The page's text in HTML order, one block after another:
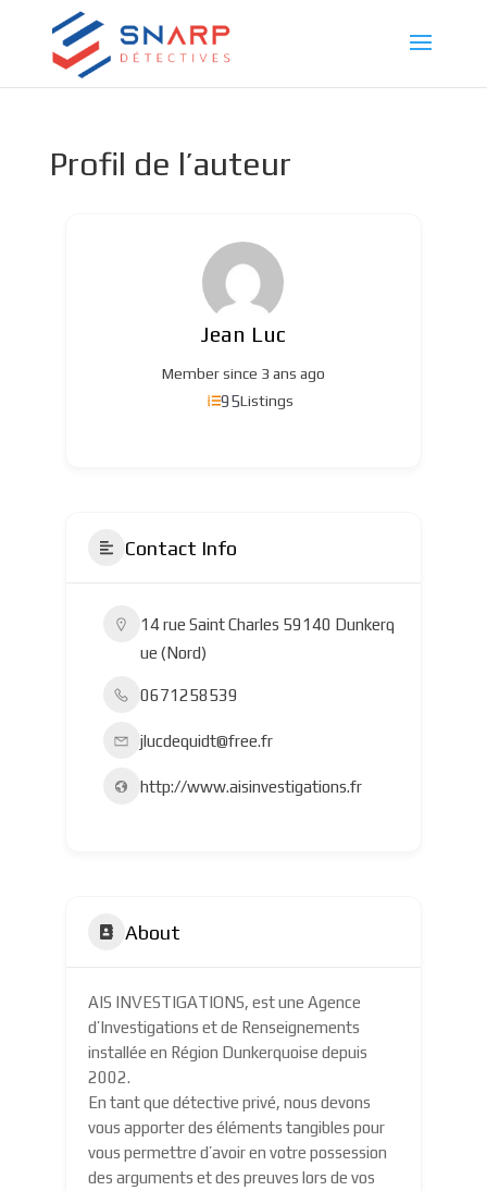
Profil de l’auteur
Jean Luc
Member since 3 ans ago
95Listings
Contact Info
14 rue Saint Charles 59140 Dunkerq
ue (Nord)
0671258539
jlucdequidt@free.fr
http://www.aisinvestigations.fr
About
AIS INVESTIGATIONS, est une Agence
d’Investigations et de Renseignements
installée en Région Dunkerquoise depuis
2002.
En tant que détective privé, nous devons
vous apporter des éléments tangibles pour
vous permettre d’avoir en votre possession
des arguments et des preuves lors de vos